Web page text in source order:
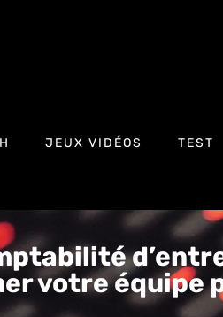
JEUX VIDÉOS TEST
votre équipe